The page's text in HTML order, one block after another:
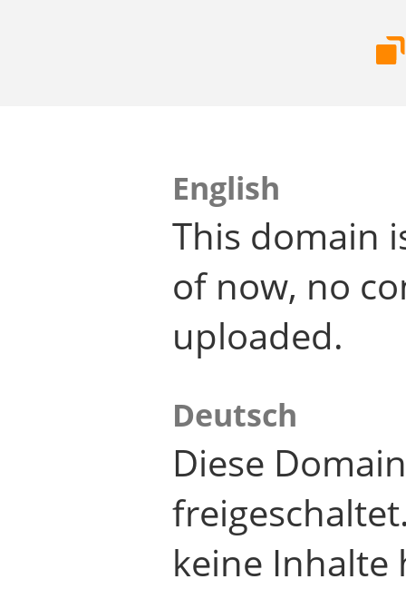
English
This domain
of now, no
uploaded.
Deutsch
Diese
keine Inhalte